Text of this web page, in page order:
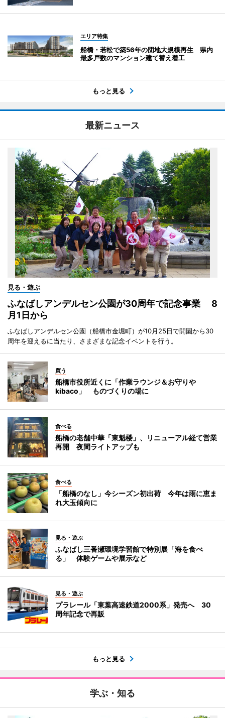
エリア特集
船橋・若松で築56年の団地大規模再生 県内
最多戸数のマンション建て替え着工
もっと見る
最新ニュース
見る・遊ぶ
ふなばしアンデルセン公園が30周年で記念事業 8
月1日から
ふなばしアンデルセン公園（船橋市金堀町）が10月25日で開園から30
周年を迎えるに当たり、さまざまな記念イベントを行う。
買う
船橋市役所近くに「作業ラウンジ＆お守りや
kibaco」 ものづくりの場に
食べる
船橋の老舗中華「東魁楼」、リニューアル経て営業
再開 夜間ライトアップも
食べる
「船橋のなし」今シーズン初出荷 今年は雨に恵ま
れ大玉傾向に
見る・遊ぶ
ふなばし三番瀬環境学習館で特別展「海を食べ
る」 体験ゲームや展示など
見る・遊ぶ
プラレール「東葉高速鉄道2000系」発売へ 30
周年記念で再販
もっと見る
学ぶ・知る